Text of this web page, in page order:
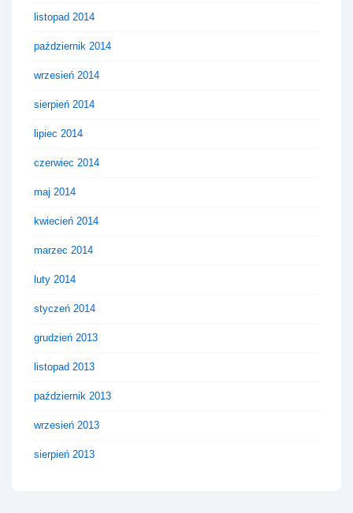
listopad 2014
październik 2014
wrzesień 2014
sierpień 2014
lipiec 2014
czerwiec 2014
maj 2014
kwiecień 2014
marzec 2014
luty 2014
styczeń 2014
grudzień 2013
listopad 2013
październik 2013
wrzesień 2013
sierpień 2013